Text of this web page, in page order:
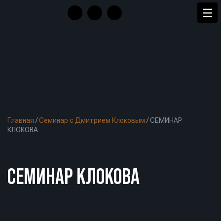
Главная /Семинар с Дмитрием Клоковым /СЕМИНАР
КЛОКОВА
СЕМИНАР КЛОКОВА